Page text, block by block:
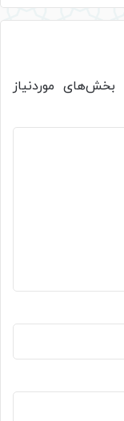
بخش‌های موردنیاز